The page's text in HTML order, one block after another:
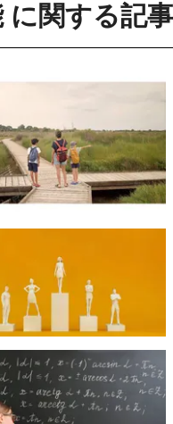
に関する記事